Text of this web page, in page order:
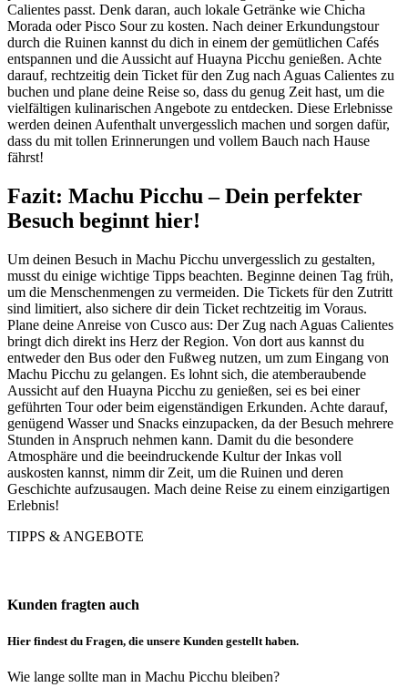
Calientes passt. Denk daran, auch lokale Getränke wie Chicha
Morada oder Pisco Sour zu kosten. Nach deiner Erkundungstour
durch die Ruinen kannst du dich in einem der gemütlichen Cafés
entspannen und die Aussicht auf Huayna Picchu genießen. Achte
darauf, rechtzeitig dein Ticket für den Zug nach Aguas Calientes zu
buchen und plane deine Reise so, dass du genug Zeit hast, um die
vielfältigen kulinarischen Angebote zu entdecken. Diese Erlebnisse
werden deinen Aufenthalt unvergesslich machen und sorgen dafür,
dass du mit tollen Erinnerungen und vollem Bauch nach Hause
fährst!
Fazit: Machu Picchu – Dein perfekter
Besuch beginnt hier!
Um deinen Besuch in Machu Picchu unvergesslich zu gestalten,
musst du einige wichtige Tipps beachten. Beginne deinen Tag früh,
um die Menschenmengen zu vermeiden. Die Tickets für den Zutritt
sind limitiert, also sichere dir dein Ticket rechtzeitig im Voraus.
Plane deine Anreise von Cusco aus: Der Zug nach Aguas Calientes
bringt dich direkt ins Herz der Region. Von dort aus kannst du
entweder den Bus oder den Fußweg nutzen, um zum Eingang von
Machu Picchu zu gelangen. Es lohnt sich, die atemberaubende
Aussicht auf den Huayna Picchu zu genießen, sei es bei einer
geführten Tour oder beim eigenständigen Erkunden. Achte darauf,
genügend Wasser und Snacks einzupacken, da der Besuch mehrere
Stunden in Anspruch nehmen kann. Damit du die besondere
Atmosphäre und die beeindruckende Kultur der Inkas voll
auskosten kannst, nimm dir Zeit, um die Ruinen und deren
Geschichte aufzusaugen. Mach deine Reise zu einem einzigartigen
Erlebnis!
TIPPS & ANGEBOTE
Kunden fragten auch
Hier findest du Fragen, die unsere Kunden gestellt haben.
Wie lange sollte man in Machu Picchu bleiben?